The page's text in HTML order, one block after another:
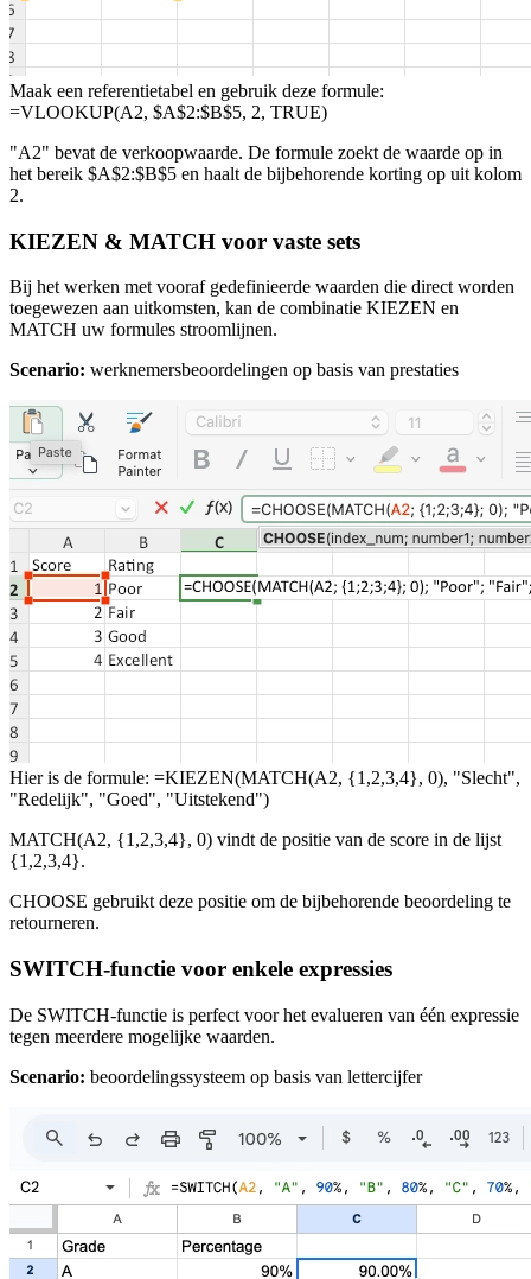
Maak een referentietabel en gebruik deze formule:
=VLOOKUP(A2, $A$2:$B$5, 2, TRUE)
"A2" bevat de verkoopwaarde. De formule zoekt de waarde op in
het bereik $A$2:$B$5 en haalt de bijbehorende korting op uit kolom
2.
KIEZEN & MATCH voor vaste sets
Bij het werken met vooraf gedefinieerde waarden die direct worden
toegewezen aan uitkomsten, kan de combinatie KIEZEN en
MATCH uw formules stroomlijnen.
Scenario: werknemersbeoordelingen op basis van prestaties
Hier is de formule: =KIEZEN(MATCH(A2, {1,2,3,4}, 0), "Slecht",
"Redelijk", "Goed", "Uitstekend")
MATCH(A2, {1,2,3,4}, 0) vindt de positie van de score in de lijst
{1,2,3,4}.
CHOOSE gebruikt deze positie om de bijbehorende beoordeling te
retourneren.
SWITCH-functie voor enkele expressies
De SWITCH-functie is perfect voor het evalueren van één expressie
tegen meerdere mogelijke waarden.
Scenario: beoordelingssysteem op basis van lettercijfer